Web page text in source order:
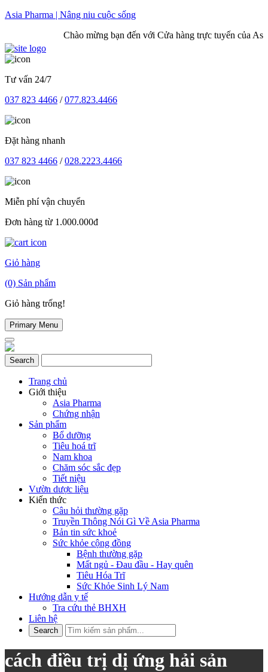
Skip
Asia Pharma | Nâng niu cuộc sống
Chào mừng bạn đến với Cửa hàng trực tuyến của Asia
Tư vấn 24/7
037 823 4466 /077.823.4466
Đặt hàng nhanh
037 823 4466 /028.2223.4466
Miễn phí vận chuyển
Đơn hàng từ 1.000.000đ
Giỏ hàng
(0) Sản phẩm
Giỏ hàng trống!
Primary Menu
Trang chủ
Giới thiệu
Asia Pharma
Chứng nhận
Sản phẩm
Bổ dưỡng
Tiêu hoá trĩ
Nam khoa
Chăm sóc sắc đẹp
Tiết niệu
Vườn dược liệu
Kiến thức
Câu hỏi thường gặp
Truyền Thông Nói Gì Về Asia Pharma
Bản tin sức khoẻ
Sức khỏe cộng đồng
Bệnh thường gặp
Mất ngủ - Đau đầu - Hay quên
Tiêu Hóa Trĩ
Sức Khỏe Sinh Lý Nam
Hướng dẫn y tế
Tra cứu thẻ BHXH
Liên hệ
cách điều trị dị ứng hải sản